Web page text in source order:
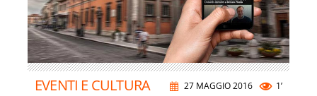
27 MAGGIO 2016 1’
EVENTI E CULTURA